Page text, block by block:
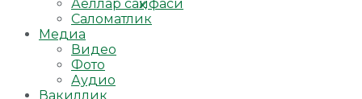
Аёллар саҳифаси
Саломатлик
Медиа
Видео
Фото
Аудио
Вакиллик